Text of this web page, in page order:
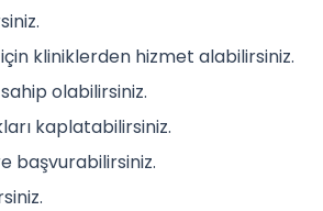
kliniklerden hizmet alabilirsiniz.
olabilirsiniz.
kaplatabilirsiniz.
başvurabilirsiniz.